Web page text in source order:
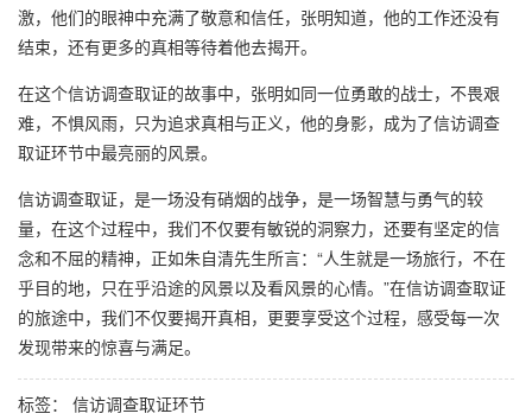
激，他们的眼神中充满了敬意和信任，张明知道，他的工作还没有
结束，还有更多的真相等待着他去揭开。
在这个信访调查取证的故事中，张明如同一位勇敢的战士，不畏艰
难，不惧风雨，只为追求真相与正义，他的身影，成为了信访调查
取证环节中最亮丽的风景。
信访调查取证，是一场没有硝烟的战争，是一场智慧与勇气的较
量，在这个过程中，我们不仅要有敏锐的洞察力，还要有坚定的信
念和不屈的精神，正如朱自清先生所言：“人生就是一场旅行，不在
乎目的地，只在乎沿途的风景以及看风景的心情。”在信访调查取证
的旅途中，我们不仅要揭开真相，更要享受这个过程，感受每一次
发现带来的惊喜与满足。
标签： 信访调查取证环节